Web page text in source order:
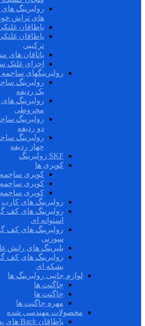
رولبرینگ
های تراش
یاطاقان
یاطاقان
ترکیبی
یاتاقان های
اجزای غلتک
رولبرینگهای
رولبرینگ
یک ردیفه
رولبرینگ
مخروطی
رولبرینگ
دو ردیفه
رولبرینگ
چهار ردیفه
SKF رولبرینگ
کوپری ها
کوپری
کوپری ساچمه
کوپری
رولبرینگ های کارب
رولبرینگ های کف
استوانه ای
رولبرینگ های کف
سوزنی
بلبرینگ های رانش
رولبرینگ های کف
بشکه ای
لوازم جانبی رولبرینگ ها
چاگنت ها
چاگنت ها
مهره چاگنت ها
محصولات مهندسی شده
یاطاقان Back های پشتی